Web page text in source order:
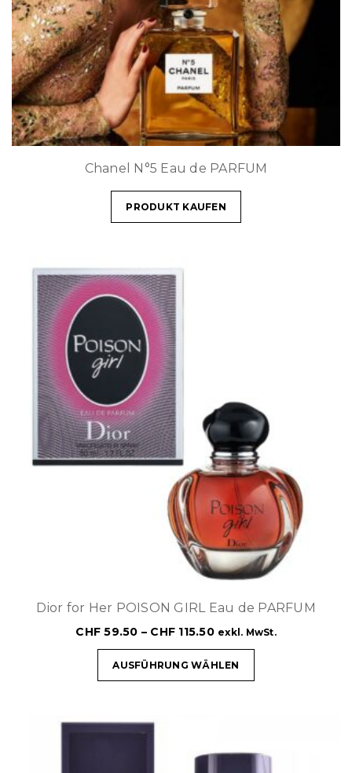
Chanel N°5 Eau de PARFUM
PRODUKT KAUFEN
Dior for Her POISON GIRL Eau de PARFUM
CHF 59.50 – CHF 115.50 exkl. MwSt.
AUSFÜHRUNG WÄHLEN